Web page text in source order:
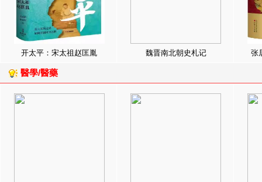
开太平：宋太祖赵匡胤 魏晋南北朝史札记 张
醫學/醫藥